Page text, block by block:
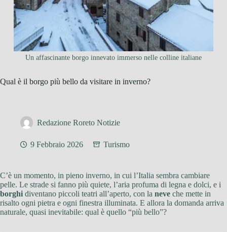
Un affascinante borgo innevato immerso nelle colline italiane
Qual è il borgo più bello da visitare in inverno?
Redazione Roreto Notizie
9 Febbraio 2026 Turismo
C’è un momento, in pieno inverno, in cui l’Italia sembra cambiare
pelle. Le strade si fanno più quiete, l’aria profuma di legna e dolci, e i
borghi diventano piccoli teatri all’aperto, con la neve che mette in
risalto ogni pietra e ogni finestra illuminata. E allora la domanda arriva
naturale, quasi inevitabile: qual è quello “più bello”?